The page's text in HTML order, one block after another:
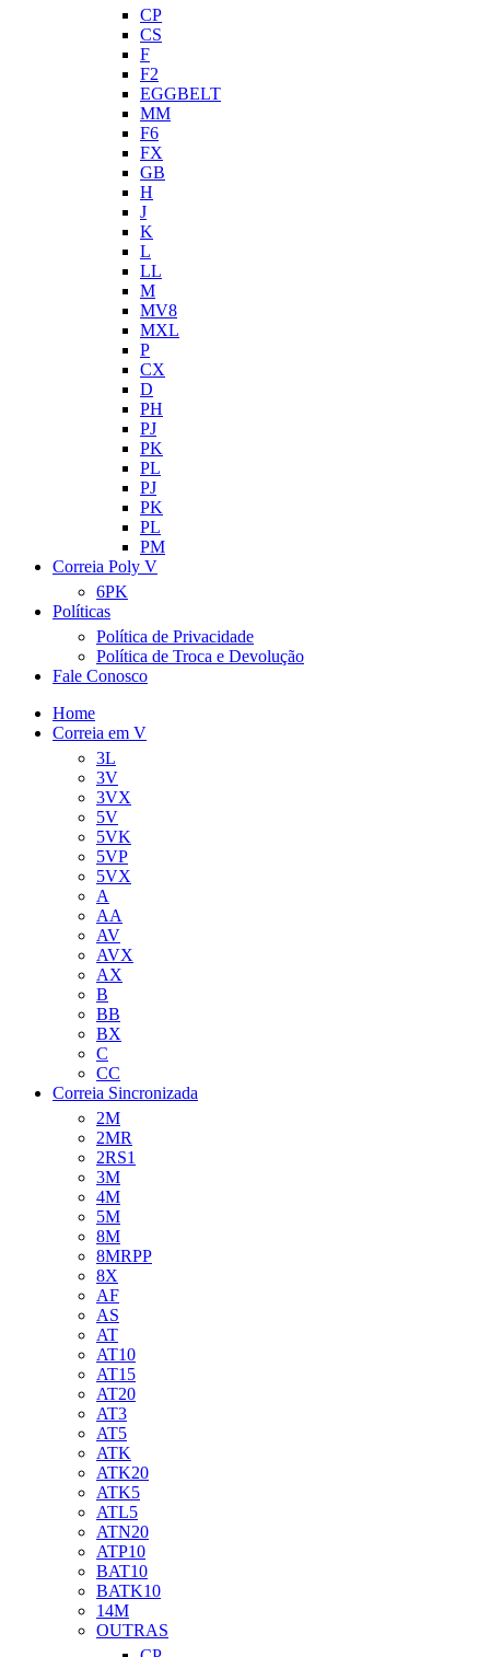
CP
CS
F
F2
EGGBELT
MM
F6
FX
GB
H
J
K
L
LL
M
MV8
MXL
P
CX
D
PH
PJ
PK
PL
PJ
PK
PL
PM
Correia Poly V
6PK
Políticas
Política de Privacidade
Política de Troca e Devolução
Fale Conosco
Home
Correia em V
3L
3V
3VX
5V
5VK
5VP
5VX
A
AA
AV
AVX
AX
B
BB
BX
C
CC
Correia Sincronizada
2M
2MR
2RS1
3M
4M
5M
8M
8MRPP
8X
AF
AS
AT
AT10
AT15
AT20
AT3
AT5
ATK
ATK20
ATK5
ATL5
ATN20
ATP10
BAT10
BATK10
14M
OUTRAS